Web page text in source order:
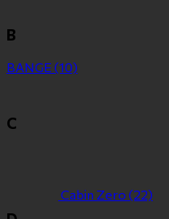
B
BANGE (10)
C
Cabin Zero (22)